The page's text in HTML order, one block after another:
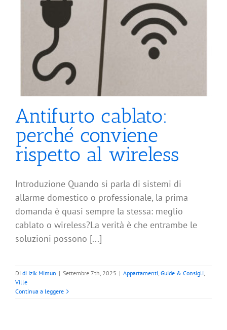
Antifurto cablato:
perché conviene
rispetto al wireless
Introduzione Quando si parla di sistemi di
allarme domestico o professionale, la prima
domanda è quasi sempre la stessa: meglio
cablato o wireless?La verità è che entrambe le
soluzioni possono [...]
Di di Izik Mimun | Settembre 7th, 2025 | Appartamenti Guide & Consigli
Ville
Continua a leggere